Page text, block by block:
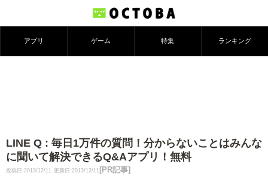
アプリ ゲーム 特集 ランキング
LINE Q : 毎日1万件の質問！分からないことはみんな
に聞いて解決できるQ&Aアプリ！無料
投稿日:2013/12/11 更新日:2013/12/11 [PR記事]